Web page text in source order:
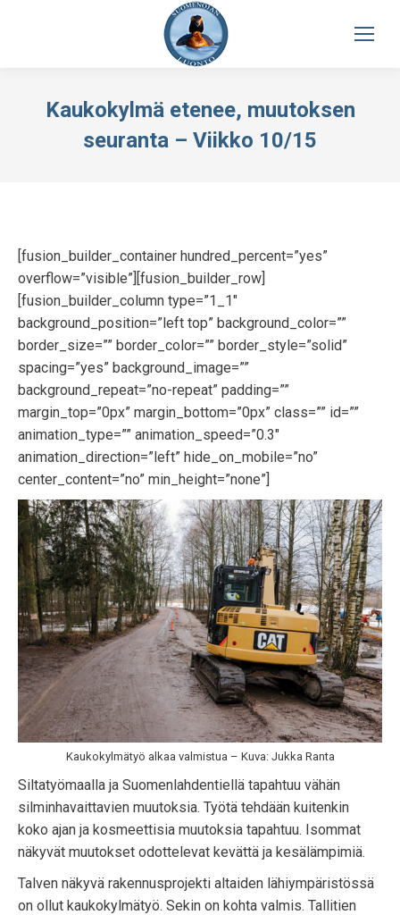
Kaukokylmä etenee, muutoksen
seuranta – Viikko 10/15
[fusion_builder_container hundred_percent=”yes”
overflow=”visible”][fusion_builder_row]
[fusion_builder_column type=”1_1″
background_position=”left top” background_color=””
border_size=”” border_color=”” border_style=”solid”
spacing=”yes” background_image=””
background_repeat=”no-repeat” padding=””
margin_top=”0px” margin_bottom=”0px” class=”” id=””
animation_type=”” animation_speed=”0.3″
animation_direction=”left” hide_on_mobile=”no”
center_content=”no” min_height=”none”]
Kaukokylmätyö alkaa valmistua – Kuva: Jukka Ranta
Siltatyömaalla ja Suomenlahdentiellä tapahtuu vähän
silminhavaittavien muutoksia. Työtä tehdään kuitenkin
koko ajan ja kosmeettisia muutoksia tapahtuu. Isommat
näkyvät muutokset odottelevat kevättä ja kesälämpimiä.
Talven näkyvä rakennusprojekti altaiden lähiympäristössä
on ollut kaukokylmätyö. Sekin on kohta valmis. Tallitien